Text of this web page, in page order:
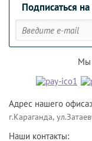
Подписаться
Мы
Адрес нашего
г.Караганда,
Наши контакты: